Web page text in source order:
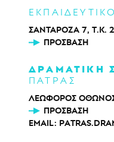
ΣΑΝΤΑΡΟΖΑ 7, Τ.Κ.
ΠΡΌΣΒΑΣΗ
ΔΡΑΜΑΤΙΚΗ
ΠΑΤΡΑΣ
ΛΕΩΦΟΡΟΣ
ΠΡΌΣΒΑΣΗ
EMAIL: